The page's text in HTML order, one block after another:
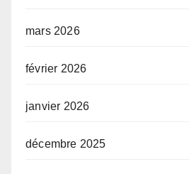
mars 2026
février 2026
janvier 2026
décembre 2025